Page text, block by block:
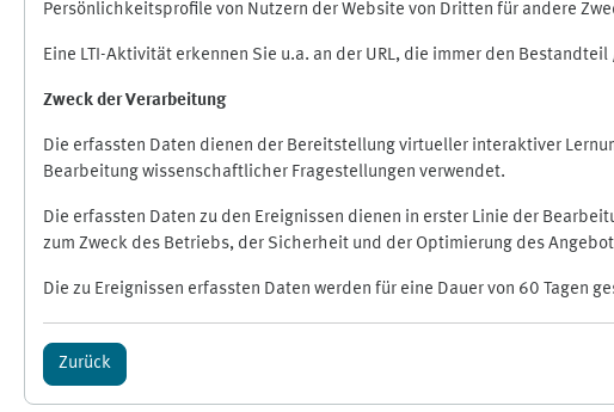
Persönlichkeitsprofile von Nutzern der Website von Dritten für andere
Eine LTI-Aktivität erkennen Sie u.a. an der URL, die immer den
Zweck der Verarbeitung
Die erfassten Daten dienen der Bereitstellung virtueller interaktiver
Bearbeitung wissenschaftlicher Fragestellungen verwendet.
Die erfassten Daten zu den Ereignissen dienen in erster Linie der
zum Zweck des Betriebs, der Sicherheit und der Optimierung des
Die zu Ereignissen erfassten Daten werden für eine Dauer von 60
Zurück